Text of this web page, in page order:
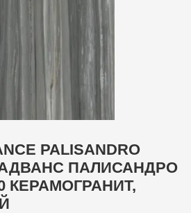
PALISANDRO
ПАЛИСАНДРО
КЕРАМОГРАНИТ,